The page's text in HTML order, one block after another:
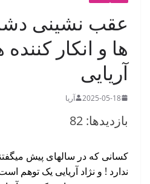
عقب نشینی
ها و انکار
آریایی
2025-05-18 آریا
بازدیدها: 82
کسانی که در سالهای پیش
ندارد ! و نژاد آریایی یک توهم